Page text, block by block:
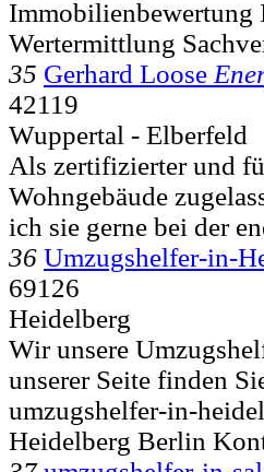
Immobilienbewertung
Wertermittlung
35 Gerhard Loose
42119
Wuppertal - Elberfeld
Als zertifizierter und
Wohngebäude
ich sie gerne bei der
36 Umzugshelfer-in-
69126
Heidelberg
Wir unsere
unserer Seite finden
umzugshelfer-in-
Heidelberg Berlin